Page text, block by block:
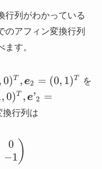
行列がわかっている
のアフィン変換行列
す。
0)T , e2 = (0, 1)T
を
,0)T , e’2 =
換行列は
= \begin{pmatrix}
0
−1 )